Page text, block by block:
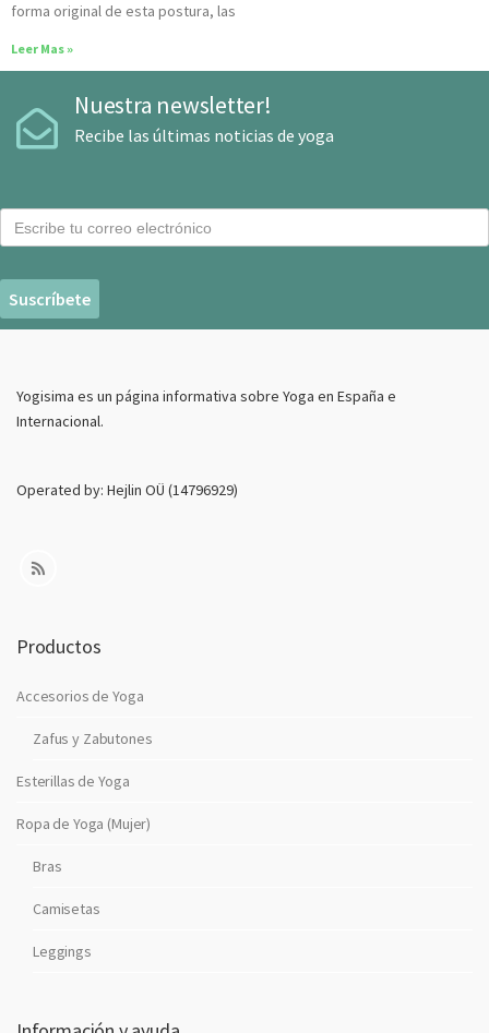
forma original de esta postura, las
Leer Mas »
Nuestra newsletter!
Recibe las últimas noticias de yoga
o
e
Yogisima es un página informativa sobre Yoga en España e
Internacional.
Operated by: Hejlin OÜ (14796929)
Productos
Accesorios de Yoga
Zafus y Zabutones
Esterillas de Yoga
Ropa de Yoga (Mujer)
Bras
Camisetas
Leggings